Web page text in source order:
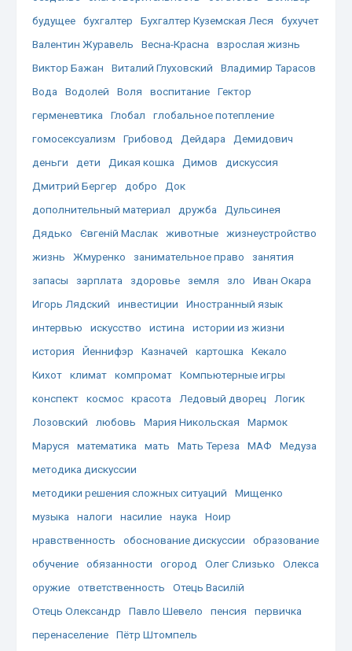
будущее
бухгалтер Бухгалтер Куземская Леся
бухучет
Валентин Журавель
Весна-Красна
взрослая жизнь
Виктор Бажан
Виталий Глуховский
Владимир Тарасов
Вода
Водолей Воля воспитание
Гектор
герменевтика
Глобал
глобальное потепление
гомосексуализм
Грибовод Дейдара
Демидович
деньги
дети Дикая кошка Димов
дискуссия
Дмитрий Бергер
добро
Док
дополнительный материал
дружба
Дульсинея
Дядько
Євгеній Маслак животные
жизнеустройство
жизнь
Жмуренко занимательное право
занятия
запасы
зарплата здоровье земля зло
Иван Окара
Игорь Лядский
инвестиции
Иностранный язык
интервью
искусство истина
истории из жизни
история
Йеннифэр Казначей картошка
Кекало
Кихот
климат компромат
Компьютерные игры
конспект
космос красота Ледовый дворец
Логик
Лозовский
любовь Мария Никольская
Мармок
Маруся
математика мать Мать Тереза МАФ
Медуза
методика дискуссии
методики решения сложных ситуаций
Мищенко
музыка
налоги насилие наука
Ноир
нравственность
обоснование дискуссии
образование
обучение
обязанности огород Олег Слизько
Олекса
оружие
ответственность
Отець Василій
Отець Олександр
Павло Шевело пенсия
первичка
перенаселение
Пётр Штомпель